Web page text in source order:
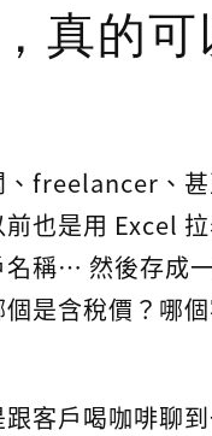
真的
freelancer、
也是用 Excel
稱… 然後存成
是含稅價？哪
客戶喝咖啡聊